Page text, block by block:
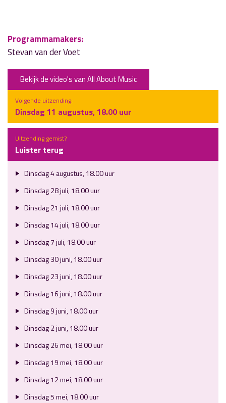
Programmamakers:
Stevan van der Voet
Bekijk de video's van All About Music
Volgende uitzending:
Dinsdag 11 augustus, 18.00 uur
Uitzending gemist?
Luister terug
Dinsdag 4 augustus, 18.00 uur
Dinsdag 28 juli, 18.00 uur
Dinsdag 21 juli, 18.00 uur
Dinsdag 14 juli, 18.00 uur
Dinsdag 7 juli, 18.00 uur
Dinsdag 30 juni, 18.00 uur
Dinsdag 23 juni, 18.00 uur
Dinsdag 16 juni, 18.00 uur
Dinsdag 9 juni, 18.00 uur
Dinsdag 2 juni, 18.00 uur
Dinsdag 26 mei, 18.00 uur
Dinsdag 19 mei, 18.00 uur
Dinsdag 12 mei, 18.00 uur
Dinsdag 5 mei, 18.00 uur